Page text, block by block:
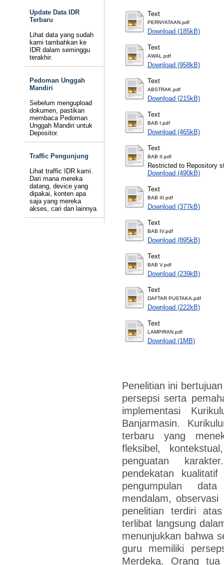
Update Data IDR
Terbaru
Lihat data yang sudah
kami tambahkan ke
IDR dalam seminggu
terakhir.
Pedoman Unggah
Mandiri
Sebelum mengupload
dokumen, pastikan
membaca Pedoman
Unggah Mandiri untuk
Depositor.
Traffic Pengunjung
Lihat traffic IDR kami.
Dari mana mereka
datang, device yang
dipakai, konten apa
saja yang mereka
akses, cari dan lainnya
Text
PERNYATAAN.pdf
Download (185kB)
Text
AWAL.pdf
Download (958kB)
Text
ABSTRAK.pdf
Download (215kB)
Text
BAB I.pdf
Download (465kB)
Text
BAB II.pdf
Restricted to Repository
Download (490kB)
Text
BAB III.pdf
Download (377kB)
Text
BAB IV.pdf
Download (895kB)
Text
BAB V.pdf
Download (239kB)
Text
DAFTAR PUSTAKA.pdf
Download (222kB)
Text
LAMPIRAN.pdf
Download (1MB)
Penelitian ini
persepsi serta
implementasi
Banjarmasin.
terbaru yang
fleksibel,
penguatan
pendekatan
pengumpulan
mendalam,
penelitian terdiri
terlibat langsung
menunjukkan bahwa
guru memiliki
Merdeka. Orang